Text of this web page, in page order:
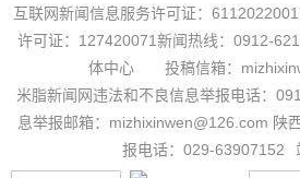
互联网新闻信息服务许可证：
许可证：127420071新闻热线：0912-
体中心 投稿信箱：
米脂新闻网违法和不良信息举报电话：
息举报邮箱：mizhixinwen@126.com 陕
报电话：029-63907152